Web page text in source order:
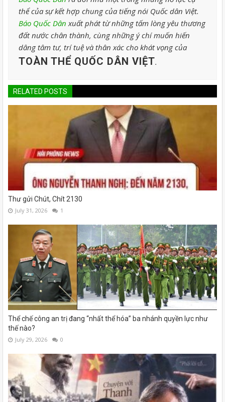
thể của sự kết hợp chung của tiếng nói Quốc dân Việt.
Báo Quốc Dân xuất phát từ những tấm lòng yêu thương
đất nước chân thành, cùng những ý chí muốn hiến
dâng tâm tư, trí tuệ và thân xác cho khát vọng của
TOÀN THỂ QUỐC DÂN VIỆT.
RELATED POSTS
Thư gửi Chút, Chít 2130
July 31, 2026 1
Thể chế công an trị đang “nhất thể hóa” ba nhánh quyền lực như
thế nào?
July 29, 2026 0